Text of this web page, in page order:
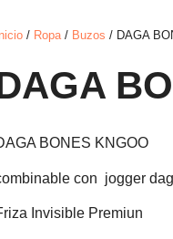
Inicio / Ropa/ Buzos / DAGA
BONES KNGOO
con jogger
Invisible Premiun